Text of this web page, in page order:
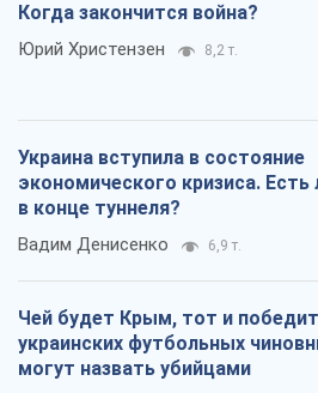
Когда закончится война?
Юрий Христензен 8,2 т.
Украина вступила в состояние
экономического кризиса. Есть
в конце туннеля?
Вадим Денисенко 6,9 т.
Чей будет Крым, тот и
украинских футбольных
могут назвать убийцами